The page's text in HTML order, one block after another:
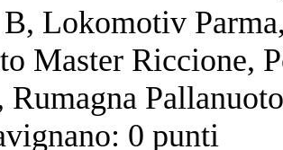
Lokomotiv
Master Riccione,
Rumagna
0 punti